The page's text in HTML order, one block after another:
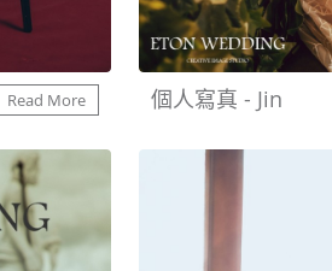
Read More 個人寫真 - Jin